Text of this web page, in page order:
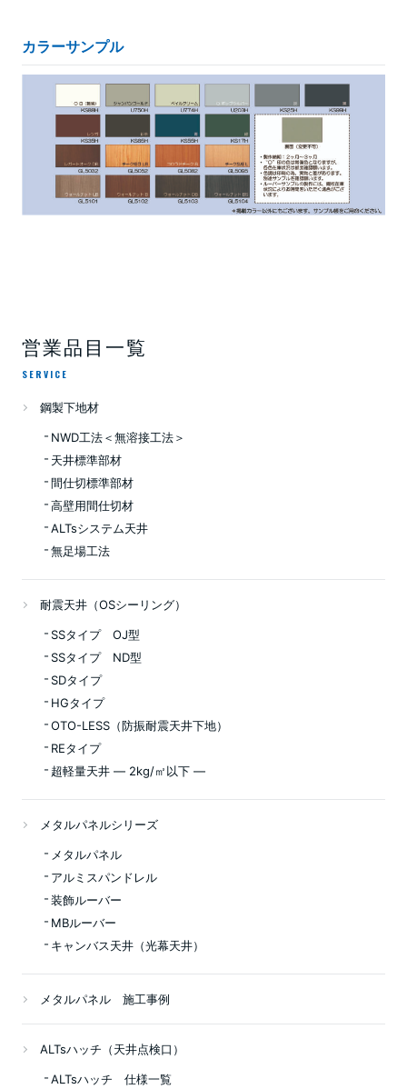
カラーサンプル
営業品目一覧
SERVICE
鋼製下地材
NWD工法＜無溶接工法＞
天井標準部材
間仕切標準部材
高壁用間仕切材
ALTsシステム天井
無足場工法
耐震天井（OSシーリング）
SSタイプ OJ型
SSタイプ ND型
SDタイプ
HGタイプ
OTO-LESS（防振耐震天井下地）
REタイプ
超軽量天井 ― 2kg/㎡以下 ―
メタルパネルシリーズ
メタルパネル
アルミスパンドレル
装飾ルーバー
MBルーバー
キャンバス天井（光幕天井）
メタルパネル 施工事例
ALTsハッチ（天井点検口）
ALTsハッチ 仕様一覧